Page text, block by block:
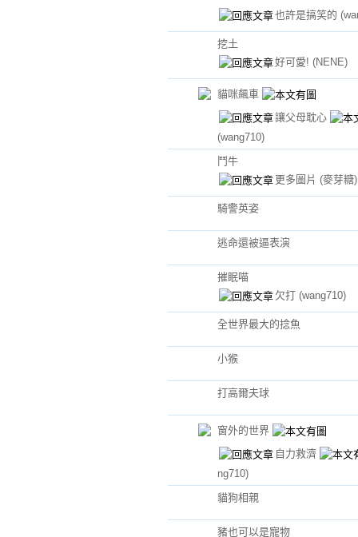
也許是搞笑的
挖土
好可愛! (NENE)
貓咪飆車
讓父母耽心
(wang710)
鬥牛
更多圖片 (麥芽糖)
騎警英姿
逃命還被逼表演
摧眠喵
欠打 (wang710)
全世界最大的捻魚
小猴
打高爾夫球
窗外的世界
自力救濟
ng710)
貓狗相親
豬也可以是寵物